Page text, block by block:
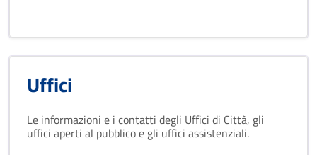
Uffici
Le informazioni e i contatti degli Uffici di Città, gli
uffici aperti al pubblico e gli uffici assistenziali.